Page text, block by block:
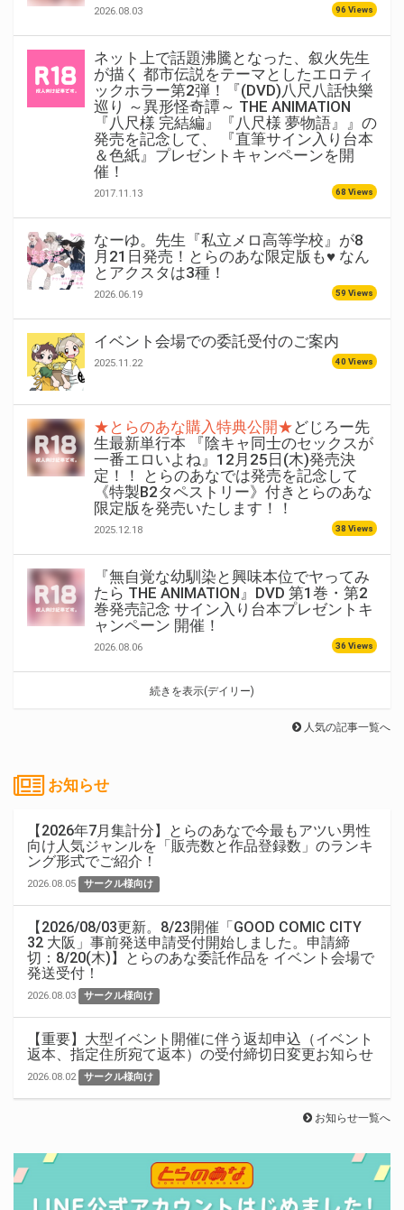
2026.08.03 96 Views
ネット上で話題沸騰となった、叙火先生
が描く 都市伝説をテーマとしたエロティ
ックホラー第2弾！『(DVD)八尺八話快樂
巡り ～異形怪奇譚～ THE ANIMATION
『八尺様 完結編』『八尺様 夢物語』』の
発売を記念して、 『直筆サイン入り台本
＆色紙』プレゼントキャンペーンを開
催！
2017.11.13 68 Views
なーゆ。先生『私立メロ高等学校』が8
月21日発売！とらのあな限定版も♥ なん
とアクスタは3種！
2026.06.19 59 Views
イベント会場での委託受付のご案内
2025.11.22 40 Views
★とらのあな購入特典公開★どじろー先
生最新単行本 『陰キャ同士のセックスが
一番エロいよね』12月25日(木)発売決
定！！ とらのあなでは発売を記念して
《特製B2タペストリー》付きとらのあな
限定版を発売いたします！！
2025.12.18 38 Views
『無自覚な幼馴染と興味本位でヤってみ
たら THE ANIMATION』DVD 第1巻・第2
巻発売記念 サイン入り台本プレゼントキ
ャンペーン 開催！
2026.08.06 36 Views
続きを表示(デイリー)
人気の記事一覧へ
お知らせ
【2026年7月集計分】とらのあなで今最もアツい男性
向け人気ジャンルを「販売数と作品登録数」のランキ
ング形式でご紹介！
2026.08.05 サークル様向け
【2026/08/03更新。8/23開催「GOOD COMIC CITY
32 大阪」事前発送申請受付開始しました。申請締
切：8/20(木)】とらのあな委託作品を イベント会場で
発送受付！
2026.08.03 サークル様向け
【重要】大型イベント開催に伴う返却申込（イベント
返本、指定住所宛て返本）の受付締切日変更お知らせ
2026.08.02 サークル様向け
お知らせ一覧へ